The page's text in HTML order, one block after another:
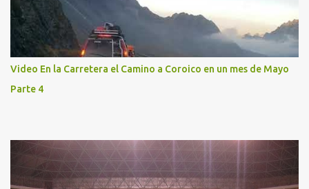
Video En la Carretera el Camino a Coroico en un mes de Mayo
Parte 4